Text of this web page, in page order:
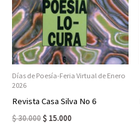
Días de Poesía-Feria Virtual de Enero
2026
Revista Casa Silva No 6
$30.000 Original
$ 15.000Current